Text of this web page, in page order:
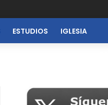
ESTUDIOS IGLESIA